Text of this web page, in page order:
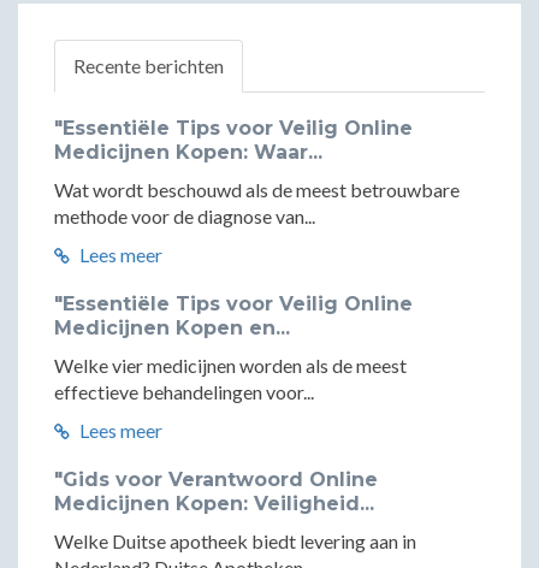
Recente berichten
"Essentiële Tips voor Veilig Online
Medicijnen Kopen: Waar...
Wat wordt beschouwd als de meest betrouwbare
methode voor de diagnose van...
Lees meer
"Essentiële Tips voor Veilig Online
Medicijnen Kopen en...
Welke vier medicijnen worden als de meest
effectieve behandelingen voor...
Lees meer
"Gids voor Verantwoord Online
Medicijnen Kopen: Veiligheid...
Welke Duitse apotheek biedt levering aan in